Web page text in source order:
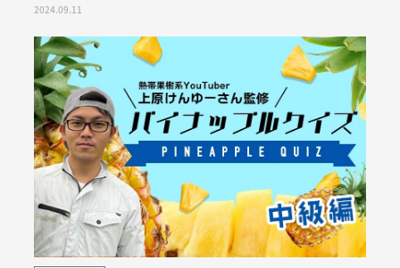
2024.09.11